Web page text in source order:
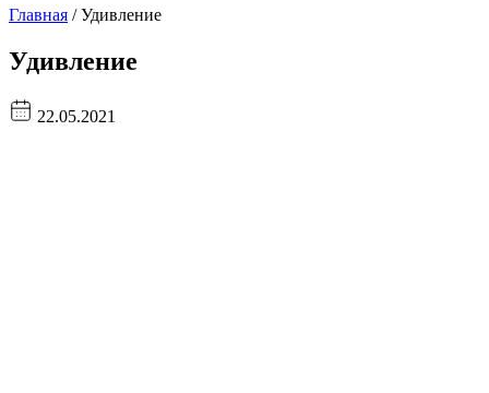
Главная /Удивление
Удивление
22.05.2021